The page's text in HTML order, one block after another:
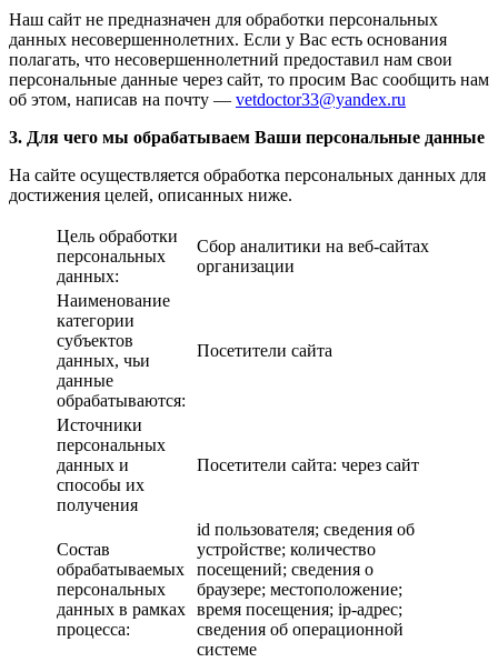
Наш сайт не предназначен для обработки персональных
данных несовершеннолетних. Если у Вас есть основания
полагать, что несовершеннолетний предоставил нам свои
персональные данные через сайт, то просим Вас сообщить нам
об этом, написав на почту — vetdoctor33@yandex.ru
3. Для чего мы обрабатываем Ваши персональные данные
На сайте осуществляется обработка персональных данных для
достижения целей, описанных ниже.
Цель обработки
персональных
данных:
Сбор аналитики на веб-сайтах
организации
Наименование
категории
субъектов
данных, чьи
данные
обрабатываются:
Посетители сайта
Источники
персональных
данных и
способы их
получения
Посетители сайта: через сайт
Состав
обрабатываемых
персональных
данных в рамках
процесса:
id пользователя; сведения об
устройстве; количество
посещений; сведения о
браузере; местоположение;
время посещения; ip-адрес;
сведения об операционной
системе